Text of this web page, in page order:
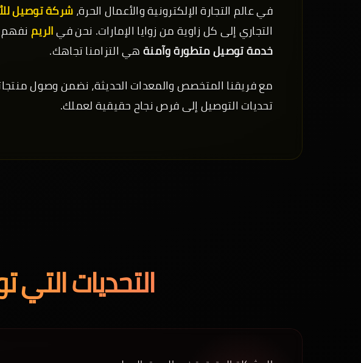
في عالم التجارة الإلكترونية والأعمال الحرة،شركة توصيل
التجاري إلى كل زاوية من زوايا الإمارات. نحن فيالريم
خدمة توصيل متطورة وآمنةهي التزامنا تجاهك.
مع فريقنا المتخصص والمعدات الحديثة، نضمن وصول
تحديات التوصيل إلى فرص نجاح حقيقية لعملك.
التحديات التي